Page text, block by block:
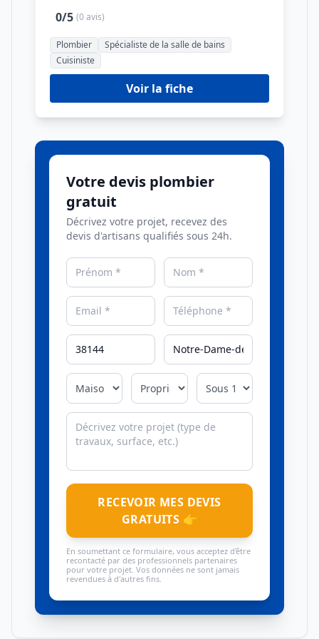
0/5 (0 avis)
Plombier
Spécialiste de la salle de bains
Cuisiniste
Voir la fiche
Votre devis plombier
gratuit
Décrivez votre projet, recevez des
devis d'artisans qualifiés sous 24h.
RECEVOIR MES DEVIS
GRATUITS 👉
En soumettant ce formulaire, vous acceptez d'être
recontacté par des professionnels partenaires
pour votre projet. Vos données ne sont jamais
revendues à d'autres fins.